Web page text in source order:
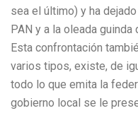
sea el último) y ha
PAN y a la oleada guinda
Esta confrontación
varios tipos, existe, de
todo lo que emita la
gobierno local se le